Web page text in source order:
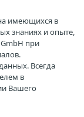
имеющихся в
знаниях и опыте,
при
Всегда
в
Вашего